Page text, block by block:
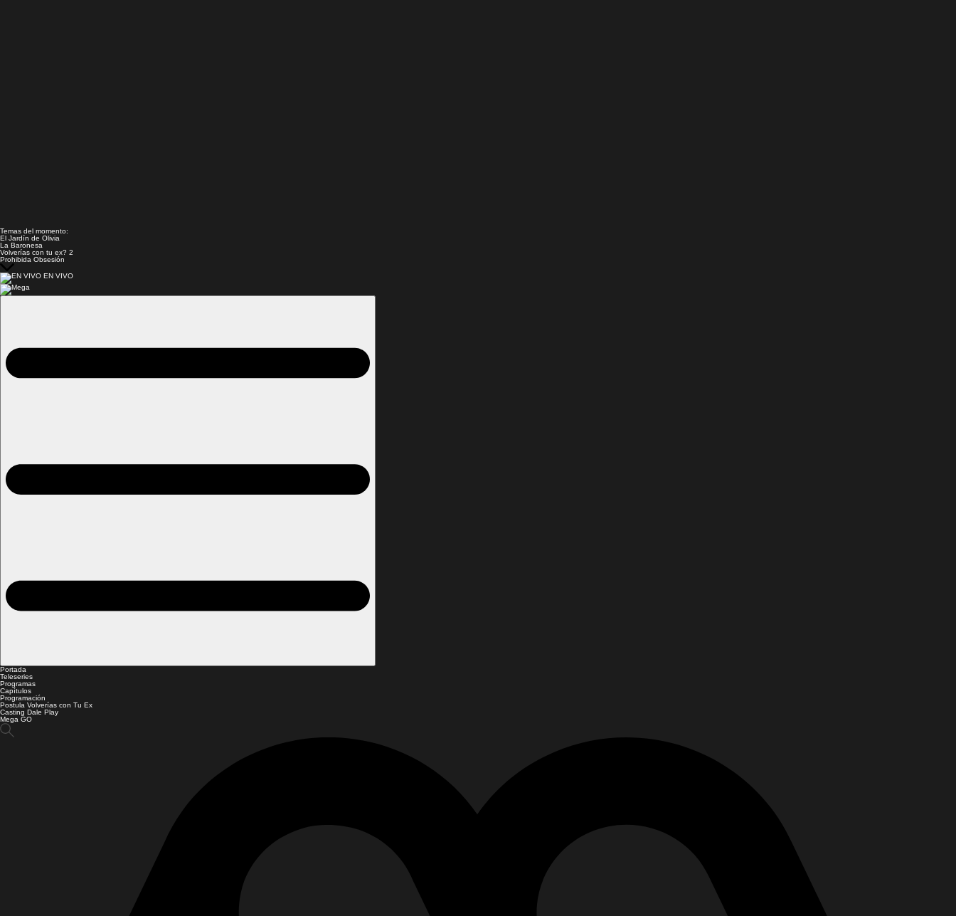
Temas del momento:
El Jardín de Olivia
La Baronesa
Volverías con tu ex? 2
Prohibida Obsesión
EN VIVO
Portada
Teleseries
Programas
Capítulos
Programación
Postula Volverías con Tu Ex
Casting Dale Play
Mega GO